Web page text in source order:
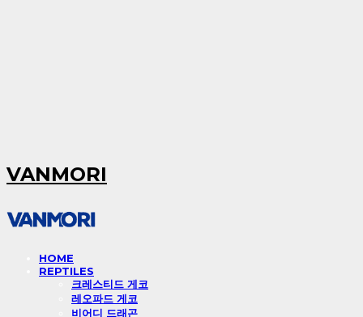
VANMORI
HOME
REPTILES
크레스티드 게코
레오파드 게코
비어디 드래곤